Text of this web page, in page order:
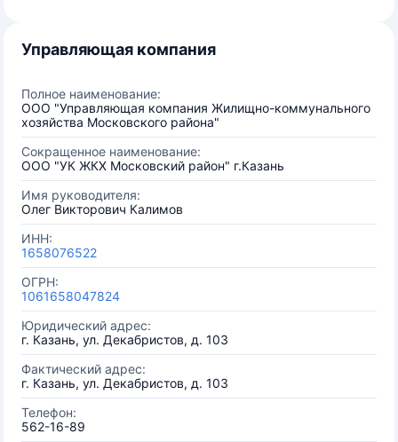
Управляющая компания
Полное наименование:
ООО "Управляющая компания Жилищно-коммунального
хозяйства Московского района"
Сокращенное наименование:
ООО "УК ЖКХ Московский район" г.Казань
Имя руководителя:
Олег Викторович Калимов
ИНН:
1658076522
ОГРН:
1061658047824
Юридический адрес:
г. Казань, ул. Декабристов, д. 103
Фактический адрес:
г. Казань, ул. Декабристов, д. 103
Телефон:
562-16-89